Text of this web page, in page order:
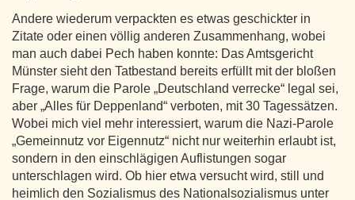
Andere wiederum verpackten es etwas geschickter in
Zitate oder einen völlig anderen Zusammenhang, wobei
man auch dabei Pech haben konnte: Das Amtsgericht
Münster sieht den Tatbestand bereits erfüllt mit der bloßen
Frage, warum die Parole „Deutschland verrecke“ legal sei,
aber „Alles für Deppenland“ verboten, mit 30 Tagessätzen.
Wobei mich viel mehr interessiert, warum die Nazi-Parole
„Gemeinnutz vor Eigennutz“ nicht nur weiterhin erlaubt ist,
sondern in den einschlägigen Auflistungen sogar
unterschlagen wird. Ob hier etwa versucht wird, still und
heimlich den Sozialismus des Nationalsozialismus unter